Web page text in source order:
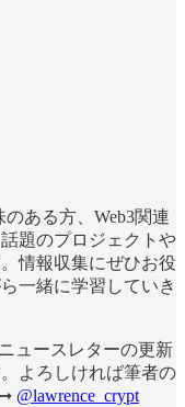
ある方、Web3関連
題のプロジェクトや
情報収集にぜひお役
一緒に学習していき
ュースレターの更新
よろしければ筆者の
@lawrence_crypt